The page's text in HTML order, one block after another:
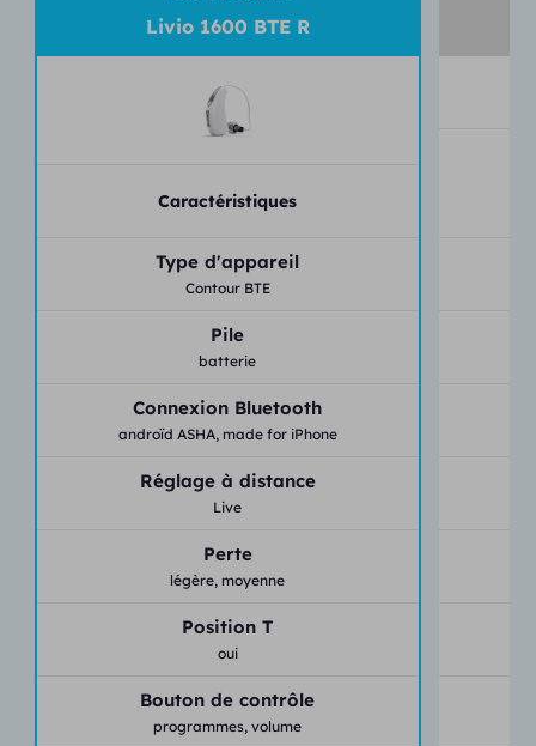
Livio 1600 BTE R
Caractéristiques
Type d'appareil
Contour BTE
Pile
batterie
Connexion Bluetooth
androïd ASHA, made for iPhone
Réglage à distance
Live
Perte
légère, moyenne
Position T
oui
Bouton de contrôle
programmes, volume